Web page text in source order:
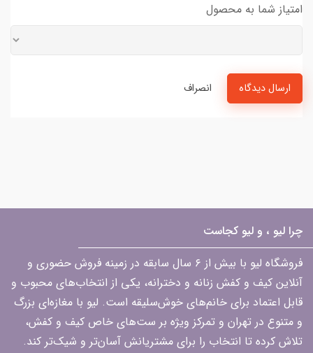
امتیاز شما به محصول
ارسال دیدگاه انصراف
چرا لیو ، و لیو کجاست
فروشگاه لیو با بیش از ۶ سال سابقه در زمینه فروش حضوری و
آنلاین کیف و کفش زنانه و دخترانه، یکی از انتخاب‌های محبوب و
قابل اعتماد برای خانم‌های خوش‌سلیقه است. لیو با مغازه‌ای بزرگ
و متنوع در تهران و تمرکز ویژه بر ست‌های خاص کیف و کفش،
تلاش کرده تا انتخاب را برای مشتریانش آسان‌تر و شیک‌تر کند.